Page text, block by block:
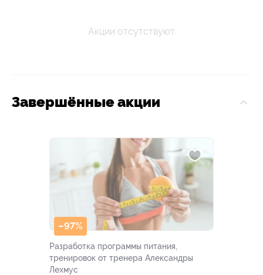
Акции отсутствуют
Завершённые акции
–97%
Разработка программы питания,
тренировок от тренера Александры
Лехмус